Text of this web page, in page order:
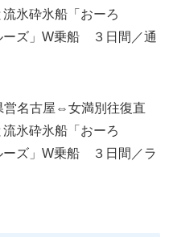
氷砕氷船「おーろ
ーズ」W乗船 ３日間／通
営名古屋⇔女満別往復直
氷砕氷船「おーろ
ーズ」W乗船 ３日間／ラ